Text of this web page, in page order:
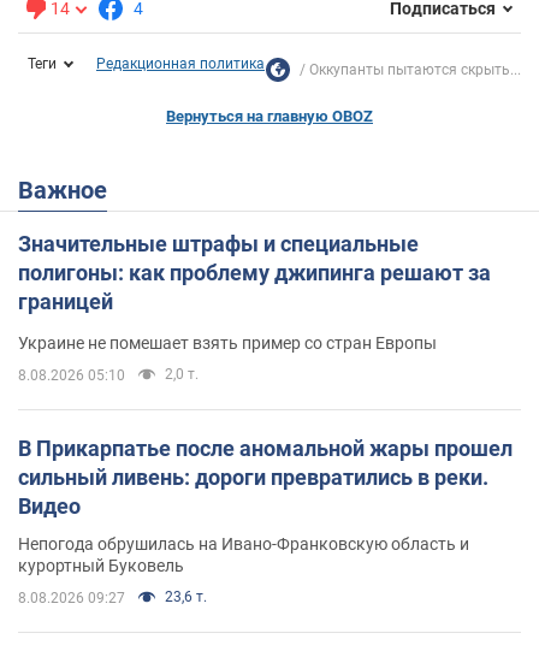
14 4 Подписаться
Теги Редакционная политика Оккупанты пытаются скрыть...
Вернуться на главную OBOZ
Важное
Значительные штрафы и специальные
полигоны: как проблему джипинга решают за
границей
Украине не помешает взять пример со стран Европы
8.08.2026 05:10 2,0 т.
В Прикарпатье после аномальной жары прошел
сильный ливень: дороги превратились в реки.
Видео
Непогода обрушилась на Ивано-Франковскую область и
курортный Буковель
8.08.2026 09:27 23,6 т.